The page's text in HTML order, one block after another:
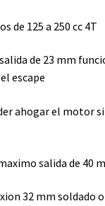
de 125 a 250 cc 4T
de 23 mm
escape
ahogar el motor si
salida de 40
32 mm soldado